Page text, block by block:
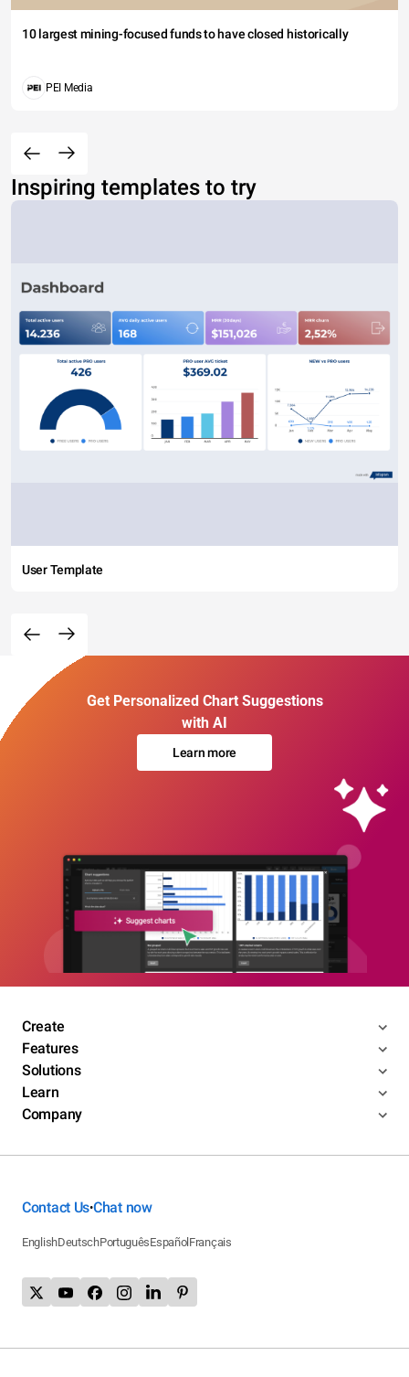
10 largest mining-focused funds to have closed historically
PEI Media
Inspiring templates to try
User Template
Get Personalized Chart Suggestions
with AI
Learn more
Create
Features
Solutions
Learn
Company
Contact Us•Chat now
EnglishDeutschPortuguêsEspañol Français